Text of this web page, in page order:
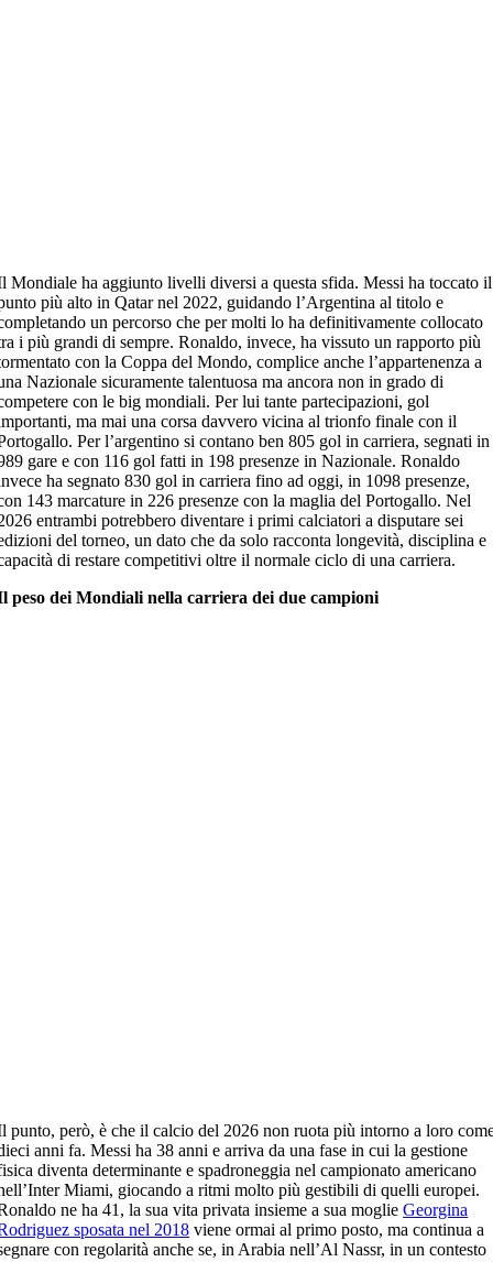
Mondiale ha aggiunto livelli diversi a questa sfida. Messi ha toccato il
più alto in Qatar nel 2022, guidando l’Argentina al titolo e
un percorso che per molti lo ha definitivamente collocato
i più grandi di sempre. Ronaldo, invece, ha vissuto un rapporto più
con la Coppa del Mondo, complice anche l’appartenenza a
Nazionale sicuramente talentuosa ma ancora non in grado di
con le big mondiali. Per lui tante partecipazioni, gol
ma mai una corsa davvero vicina al trionfo finale con il
Per l’argentino si contano ben 805 gol in carriera, segnati in
gare e con 116 gol fatti in 198 presenze in Nazionale. Ronaldo
ha segnato 830 gol in carriera fino ad oggi, in 1098 presenze,
143 marcature in 226 presenze con la maglia del Portogallo. Nel
entrambi potrebbero diventare i primi calciatori a disputare sei
del torneo, un dato che da solo racconta longevità, disciplina e
di restare competitivi oltre il normale ciclo di una carriera.
peso dei Mondiali nella carriera dei due campioni
punto, però, è che il calcio del 2026 non ruota più intorno a loro
anni fa. Messi ha 38 anni e arriva da una fase in cui la gestione
diventa determinante e spadroneggia nel campionato americano
Miami, giocando a ritmi molto più gestibili di quelli europei.
ne ha 41, la sua vita privata insieme a sua moglieGeorgina
sposata nel 2018 viene ormai al primo posto, ma continua a
con regolarità anche se, in Arabia nell’Al Nassr, in un contesto